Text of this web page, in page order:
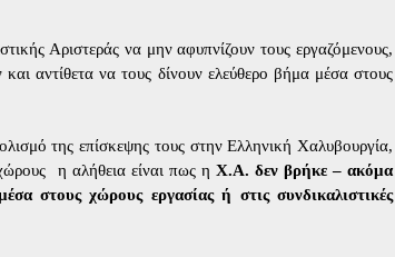
Αριστεράς να μην αφυπνίζουν τους εργαζόμενους,
αντίθετα να τους δίνουν ελεύθερο βήμα μέσα στους
της επίσκεψης τους στην Ελληνική Χαλυβουργία,
η αλήθεια είναι πως η Χ.Α. δεν βρήκε – ακόμα
στους χώρους εργασίας ή στις συνδικαλιστικές